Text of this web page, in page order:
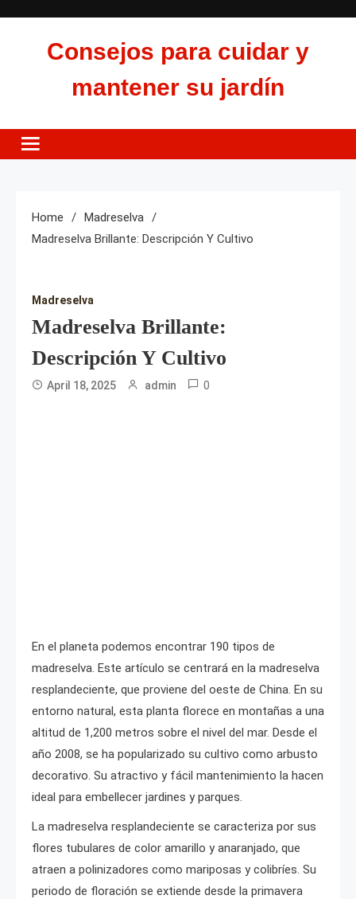
Consejos para cuidar y
mantener su jardín
Home
Madreselva
Madreselva Brillante: Descripción Y Cultivo
Madreselva
Madreselva Brillante:
Descripción Y Cultivo
April 18, 2025 admin 0
En el planeta podemos encontrar 190 tipos de
madreselva. Este artículo se centrará en la madreselva
resplandeciente, que proviene del oeste de China. En su
entorno natural, esta planta florece en montañas a una
altitud de 1,200 metros sobre el nivel del mar. Desde el
año 2008, se ha popularizado su cultivo como arbusto
decorativo. Su atractivo y fácil mantenimiento la hacen
ideal para embellecer jardines y parques.
La madreselva resplandeciente se caracteriza por sus
flores tubulares de color amarillo y anaranjado, que
atraen a polinizadores como mariposas y colibríes. Su
periodo de floración se extiende desde la primavera